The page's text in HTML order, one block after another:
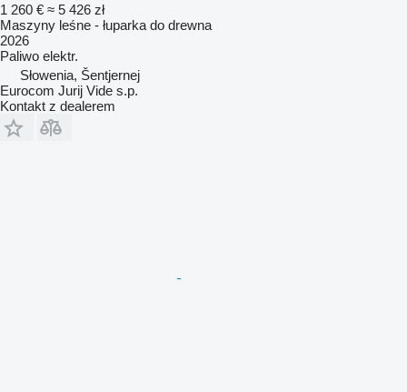
1 260 € ≈ 5 426 zł
Maszyny leśne - łuparka do drewna
2026
Paliwo elektr.
Słowenia, Šentjernej
Eurocom Jurij Vide s.p.
Kontakt z dealerem